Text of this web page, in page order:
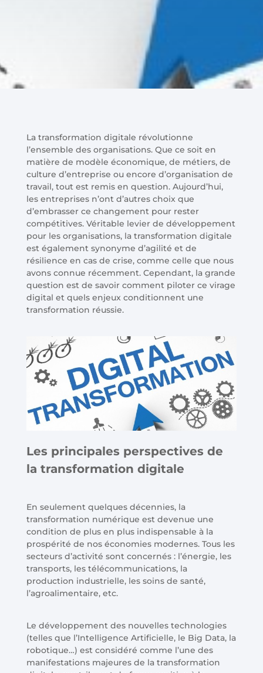
La transformation digitale révolutionne
l’ensemble des organisations. Que ce soit en
matière de modèle économique, de métiers, de
culture d’entreprise ou encore d’organisation de
travail, tout est remis en question. Aujourd’hui,
les entreprises n’ont d’autres choix que
d’embrasser ce changement pour rester
compétitives. Véritable levier de développement
pour les organisations, la transformation digitale
est également synonyme d’agilité et de
résilience en cas de crise, comme celle que nous
avons connue récemment. Cependant, la grande
question est de savoir comment piloter ce virage
digital et quels enjeux conditionnent une
transformation réussie.
Les principales perspectives de
la transformation digitale
En seulement quelques décennies, la
transformation numérique est devenue une
condition de plus en plus indispensable à la
prospérité de nos économies modernes. Tous les
secteurs d’activité sont concernés : l’énergie, les
transports, les télécommunications, la
production industrielle, les soins de santé,
l’agroalimentaire, etc.
Le développement des nouvelles technologies
(telles que l’Intelligence Artificielle, le Big Data, la
robotique…) est considéré comme l’une des
manifestations majeures de la transformation